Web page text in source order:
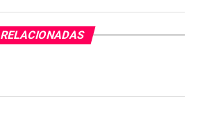
RELACIONADAS